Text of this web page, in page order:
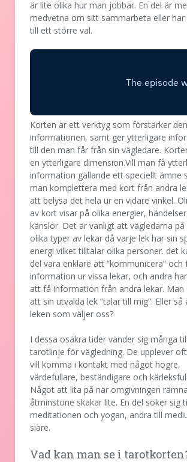
är lite olika hur man jobbar. En del är
medvetna om sitt sammarbeta eller
till ett större val.
Korten är ett verktyg som förstärker den
informationen, samt ger ytterligare
till den man får från sin vägledare.
en ytterligare dimension.Vill man få
information gällande ett speciellt ämne
man komplettera med kort från andra
att belysa det hela ur en vidare vinkel.
av kort visar på olika energier,
känslor. Det är vanligt att vägledarna
olika typer av lekar då varje lek har sin
energi vilket tilltalar olika personer. det
del vara enklare att ”kommunicera” och
information ur vissa lekar, och andra
att få information från andra lekar. Man
att sin utvalda lek ”talar till mig”. Eller så
leken som väljer oss?
I dessa osäkra tider vänder sig många
tarotlinje för vägledning. De upplever
vill komma i kontakt med något högre,
värdefullare, beständigare och
Något att lita på när omgivningen
åtminstone skakar lite. En del söker sig
meditationen och yogan, andra till
siare.
Vad kan man se i